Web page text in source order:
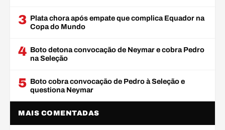
3 Plata chora após empate que complica Equador na
Copa do Mundo
4 Boto detona convocação de Neymar e cobra Pedro
na Seleção
5 Boto cobra convocação de Pedro à Seleção e
questiona Neymar
MAIS COMENTADAS